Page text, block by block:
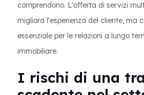
comprendono. L'offerta di servizi
migliora l'esperienza del cliente, ma
essenziale per le relazioni a lungo
immobiliare.
I rischi di una